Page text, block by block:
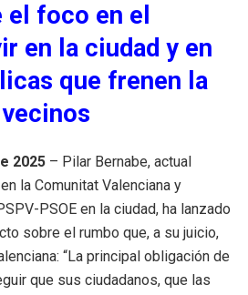
el foco en el
en la ciudad y en
que frenen la
2025 – Pilar Bernabe, actual
la Comunitat Valenciana y
PSOE en la ciudad, ha lanzado
sobre el rumbo que, a su juicio,
“La principal obligación de
que sus ciudadanos, que las